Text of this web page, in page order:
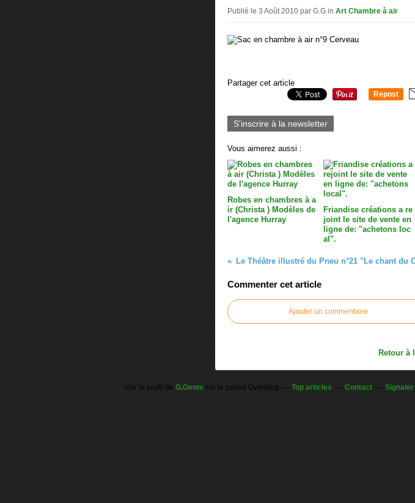
Publié le 3 Août 2010 par G.G in Art Chambre à air
Partager cet article
Repost
S'inscrire à la newsletter
Vous aimerez aussi :
Robes en chambres à a
ir (Christa ) Modèles de
l'agence Hurray
Friandise créations a re
joint le site de vente en
ligne de: "achetons loc
al".
Le Théâtre illustré du Pneu n°21 "Le chant du
Commenter cet article
Ajouter un commentaire
Retour à
Voir le profil de G.Gente sur le portail Overblog Top articles Contact Signaler